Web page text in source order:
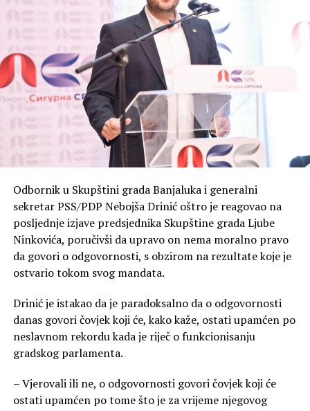
Odbornik u Skupštini grada Banjaluka i generalni
sekretar PSS/PDP Nebojša Drinić oštro je reagovao na
posljednje izjave predsjednika Skupštine grada Ljube
Ninkovića, poručivši da upravo on nema moralno pravo
da govori o odgovornosti, s obzirom na rezultate koje je
ostvario tokom svog mandata.
Drinić je istakao da je paradoksalno da o odgovornosti
danas govori čovjek koji će, kako kaže, ostati upamćen po
neslavnom rekordu kada je riječ o funkcionisanju
gradskog parlamenta.
– Vjerovali ili ne, o odgovornosti govori čovjek koji će
ostati upamćen po tome što je za vrijeme njegovog